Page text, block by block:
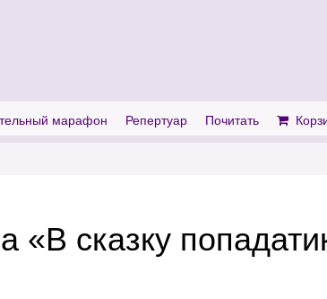
марафон Репертуар Почитать
«В сказку